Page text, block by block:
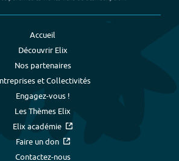
Accueil
Découvrir Elix
Nos partenaires
et Collectivités
Engagez-vous !
Les Thèmes Elix
Elix académie
Faire un don
Contactez-nous